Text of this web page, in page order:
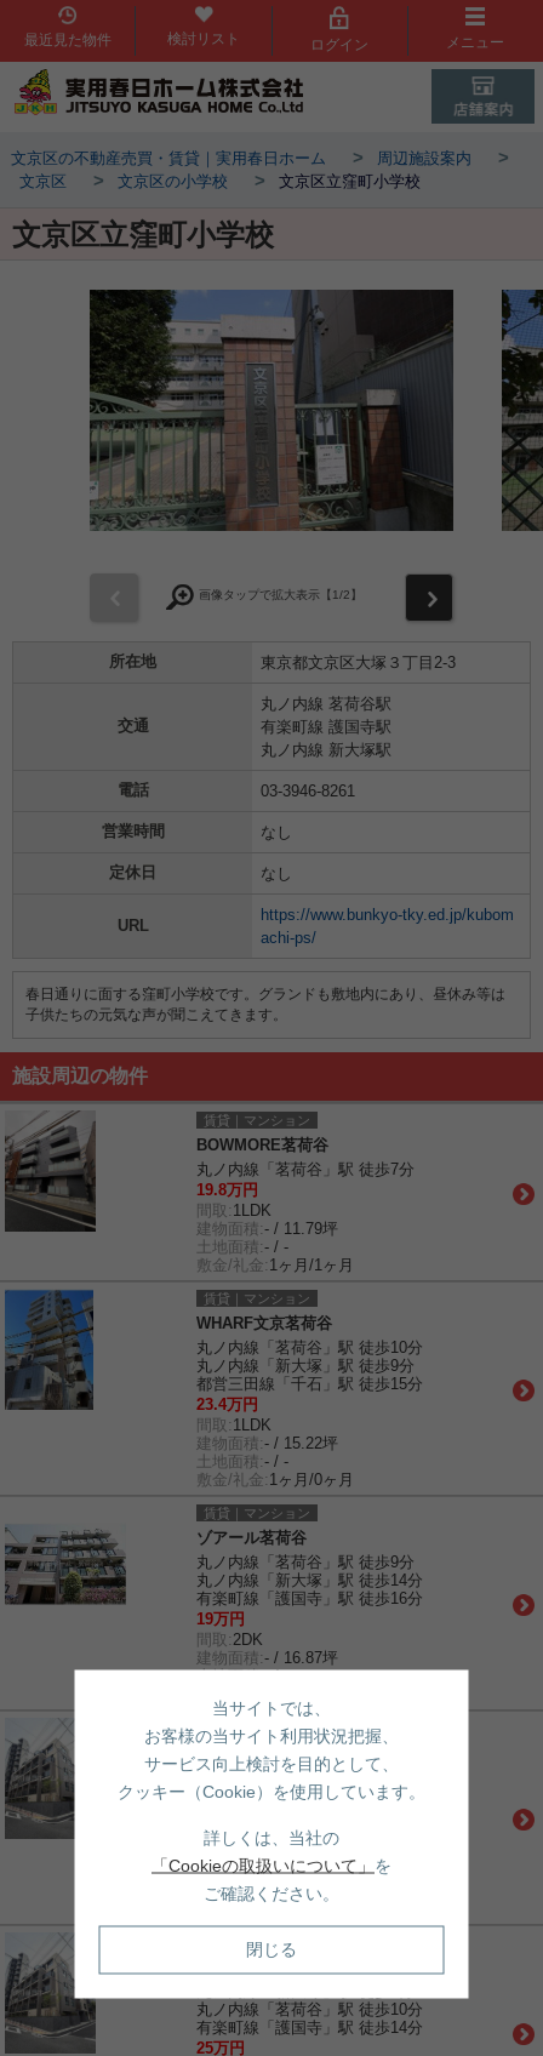
最近見た物件 検討リスト ログイン メニュー
文京区の不動産売買・賃貸｜実用春日ホーム > 周辺施設案内 >
文京区 > 文京区の小学校 > 文京区立窪町小学校
文京区立窪町小学校
画像タップで拡大表示【 1/2】
所在地 東京都文京区大塚３丁目2-3
交通
丸ノ内線 茗荷谷駅
有楽町線 護国寺駅
丸ノ内線 新大塚駅
電話 03-3946-8261
営業時間 なし
定休日 なし
URL
https://www.bunkyo-tky.ed.jp/kubom
achi-ps/
春日通りに面する窪町小学校です。グランドも敷地内にあり、昼休み等は
子供たちの元気な声が聞こえてきます。
施設周辺の物件
賃貸｜マンション
BOWMORE茗荷谷
丸ノ内線「茗荷谷」駅 徒歩7分
19.8万円
間取: 1LDK
建物面積:- / 11.79坪
土地面積:- / -
敷金/礼金: 1ヶ月/1ヶ月
賃貸｜マンション
WHARF文京茗荷谷
丸ノ内線「茗荷谷」駅 徒歩10分
丸ノ内線「新大塚」駅 徒歩9分
都営三田線「千石」駅 徒歩15分
23.4万円
間取: 1LDK
建物面積:- / 15.22坪
土地面積:- / -
敷金/礼金: 1ヶ月/0ヶ月
賃貸｜マンション
ゾアール茗荷谷
丸ノ内線「茗荷谷」駅 徒歩9分
丸ノ内線「新大塚」駅 徒歩14分
有楽町線「護国寺」駅 徒歩16分
19万円
間取: 2DK
建物面積:- / 16.87坪
土地面積:- / -
賃貸｜マンション
ビューテラス茗荷谷
丸ノ内線「新大塚」駅 徒歩9分
丸ノ内線「茗荷谷」駅 徒歩10分
26.7万円
2LDK
建物面積:- / 16.67坪
土地面積:- / -
賃貸｜マンション
丸ノ内線「茗荷谷」駅 徒歩10分
有楽町線「護国寺」駅 徒歩14分
25万円
当サイトでは、
お客様の当サイト利用状況把握、
サービス向上検討を目的として、
クッキー（Cookie）を使用しています。
詳しくは、当社の
「Cookieの取扱いについて」 を
ご確認ください。
閉じる